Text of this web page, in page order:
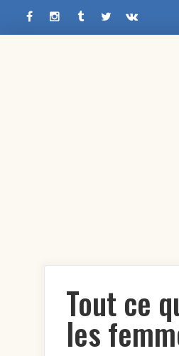
FacebookInstagramTumblrTwitterVK
Tout ce
les